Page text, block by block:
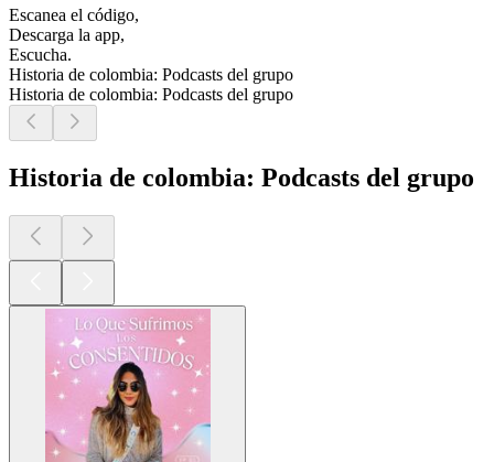
Escanea el código,
Descarga la app,
Escucha.
Historia de colombia: Podcasts del grupo
Historia de colombia: Podcasts del grupo
Historia de colombia: Podcasts del grupo